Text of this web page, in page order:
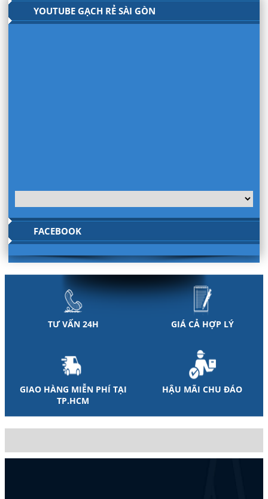
YOUTUBE GẠCH RẺ SÀI GÒN
FACEBOOK
TƯ VẤN 24H GIÁ CẢ HỢP LÝ
GIAO HÀNG MIỄN PHÍ TẠI
TP.HCM
HẬU MÃI CHU ĐÁO